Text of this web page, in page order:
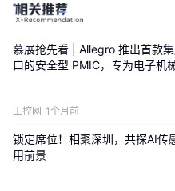
为双功能单体，通过多
迹因子 IF 高达 6.06）。
导电纳米材料信号放大
印迹聚合物层中，有效
的缺陷，大幅提高了电
与 MWCNTs 优异的导
的结构支撑和巨大的电
在最
慕展抢先看 | Allegro 推出首款
口的安全型 PMIC，专为电子机
工控网 1个月前
锁定席位！相聚深圳，共探AI传
用前景